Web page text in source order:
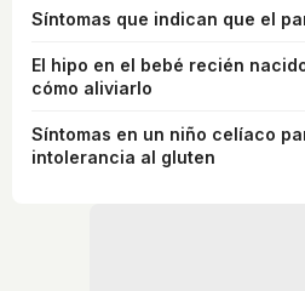
Síntomas que indican que el
El hipo en el bebé recién
cómo aliviarlo
Síntomas en un niño celíaco
intolerancia al gluten